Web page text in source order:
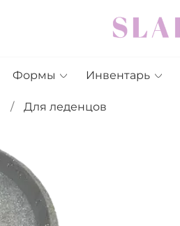
Формы Инвентарь
Для леденцов